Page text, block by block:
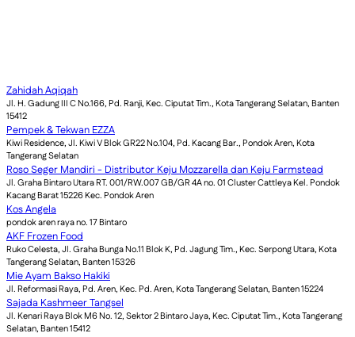
Zahidah Aqiqah
Jl. H. Gadung III C No.166, Pd. Ranji, Kec. Ciputat Tim., Kota Tangerang Selatan, Banten
15412
Pempek & Tekwan EZZA
Kiwi Residence, Jl. Kiwi V Blok GR22 No.104, Pd. Kacang Bar., Pondok Aren, Kota
Tangerang Selatan
Roso Seger Mandiri - Distributor Keju Mozzarella dan Keju Farmstead
Jl. Graha Bintaro Utara RT. 001/RW.007 GB/GR 4A no. 01 Cluster Cattleya Kel. Pondok
Kacang Barat 15226 Kec. Pondok Aren
Kos Angela
pondok aren raya no. 17 Bintaro
AKF Frozen Food
Ruko Celesta, Jl. Graha Bunga No.11 Blok K, Pd. Jagung Tim., Kec. Serpong Utara, Kota
Tangerang Selatan, Banten 15326
Mie Ayam Bakso Hakiki
Jl. Reformasi Raya, Pd. Aren, Kec. Pd. Aren, Kota Tangerang Selatan, Banten 15224
Sajada Kashmeer Tangsel
Jl. Kenari Raya Blok M6 No. 12, Sektor 2 Bintaro Jaya, Kec. Ciputat Tim., Kota Tangerang
Selatan, Banten 15412